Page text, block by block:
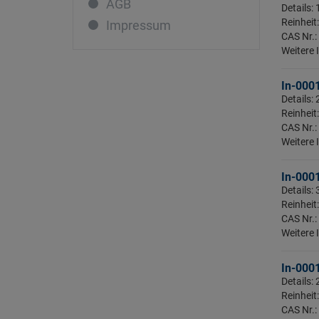
Lanthan
Lutetium
AGB
Impressum
Details:
CAS
Weitere
In-
Details:
CAS
Weitere
In-
Details:
CAS
Weitere
In-
Details:
CAS